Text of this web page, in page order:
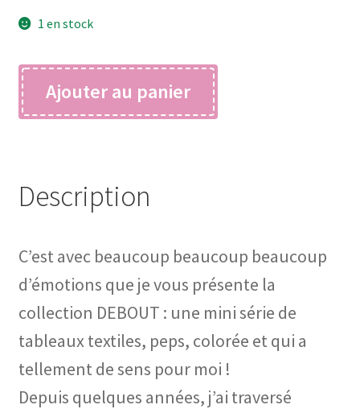
1 en stock
quantité
de
DEBOUT
Ajouter au panier
Description
C’est avec beaucoup beaucoup beaucoup
d’émotions que je vous présente la
collection DEBOUT : une mini série de
tableaux textiles, peps, colorée et qui a
tellement de sens pour moi !
Depuis quelques années, j’ai traversé